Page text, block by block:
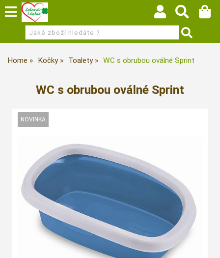
Home Kočky Toalety WC s obrubou oválné Sprint
WC s obrubou oválné Sprint